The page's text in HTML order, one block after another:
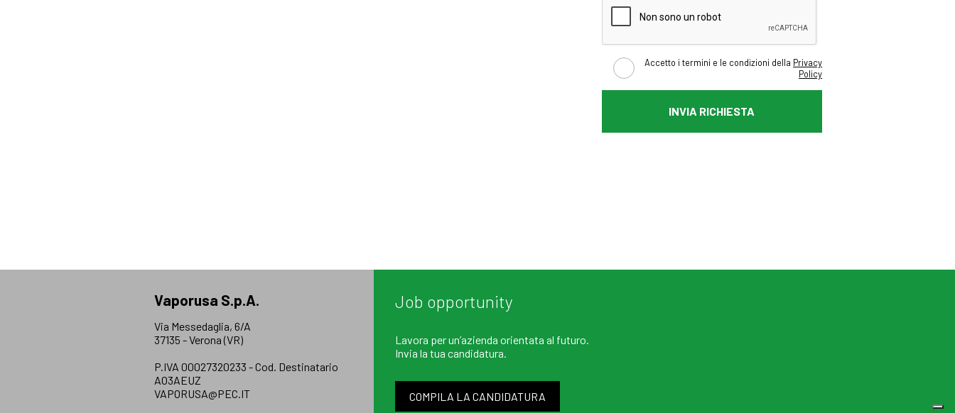
Accetto i termini e le condizioni della Privacy
Policy
INVIA RICHIESTA
Vaporusa S.p.A.
Via Messedaglia, 6/A
37135 - Verona (VR)
P.IVA 00027320233 - Cod. Destinatario
AO3AEUZ
VAPORUSA@PEC.IT
Job opportunity
Lavora per un’azienda orientata al futuro.
Invia la tua candidatura.
COMPILA LA CANDIDATURA